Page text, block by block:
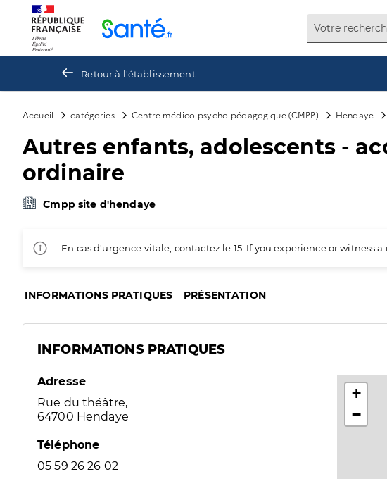
Retour à l'établissement
Accueil catégories Centre médico-psycho-pédagogique (CMPP) Hendaye
Autres enfants, adolescents -
ordinaire
Cmpp site d'hendaye
En cas d'urgence vitale, contactez le 15. If you experience or
INFORMATIONS PRATIQUES PRÉSENTATION
INFORMATIONS PRATIQUES
Adresse
Rue du théâtre,
64700 Hendaye
Téléphone
05 59 26 26 02
+
−
Panneau de gestion des cookies